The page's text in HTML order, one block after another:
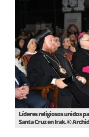
Líderes religiosos unidos
Santa Cruz en Irak. ©